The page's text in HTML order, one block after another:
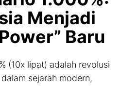
Menjadi
Baru
(10x lipat) adalah revolusi
sejarah modern,